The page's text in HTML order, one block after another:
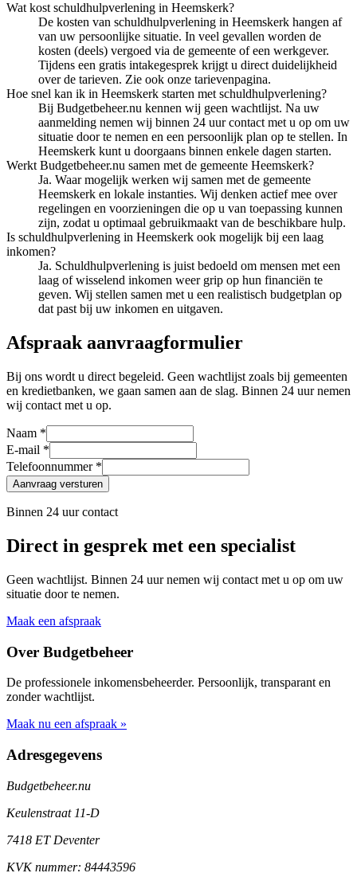
Wat kost schuldhulpverlening in Heemskerk?
De kosten van schuldhulpverlening in Heemskerk hangen af
van uw persoonlijke situatie. In veel gevallen worden de
kosten (deels) vergoed via de gemeente of een werkgever.
Tijdens een gratis intakegesprek krijgt u direct duidelijkheid
over de tarieven. Zie ook onze tarievenpagina.
Hoe snel kan ik in Heemskerk starten met schuldhulpverlening?
Bij Budgetbeheer.nu kennen wij geen wachtlijst. Na uw
aanmelding nemen wij binnen 24 uur contact met u op om uw
situatie door te nemen en een persoonlijk plan op te stellen. In
Heemskerk kunt u doorgaans binnen enkele dagen starten.
Werkt Budgetbeheer.nu samen met de gemeente Heemskerk?
Ja. Waar mogelijk werken wij samen met de gemeente
Heemskerk en lokale instanties. Wij denken actief mee over
regelingen en voorzieningen die op u van toepassing kunnen
zijn, zodat u optimaal gebruikmaakt van de beschikbare hulp.
Is schuldhulpverlening in Heemskerk ook mogelijk bij een laag
inkomen?
Ja. Schuldhulpverlening is juist bedoeld om mensen met een
laag of wisselend inkomen weer grip op hun financiën te
geven. Wij stellen samen met u een realistisch budgetplan op
dat past bij uw inkomen en uitgaven.
Afspraak aanvraagformulier
Bij ons wordt u direct begeleid. Geen wachtlijst zoals bij gemeenten
en kredietbanken, we gaan samen aan de slag. Binnen 24 uur nemen
wij contact met u op.
Naam *
E-mail *
Telefoonnummer *
Aanvraag versturen
Binnen 24 uur contact
Direct in gesprek met een specialist
Geen wachtlijst. Binnen 24 uur nemen wij contact met u op om uw
situatie door te nemen.
Maak een afspraak
Over Budgetbeheer
De professionele inkomensbeheerder. Persoonlijk, transparant en
zonder wachtlijst.
Maak nu een afspraak »
Adresgegevens
Budgetbeheer.nu
Keulenstraat 11-D
7418 ET Deventer
KVK nummer: 84443596